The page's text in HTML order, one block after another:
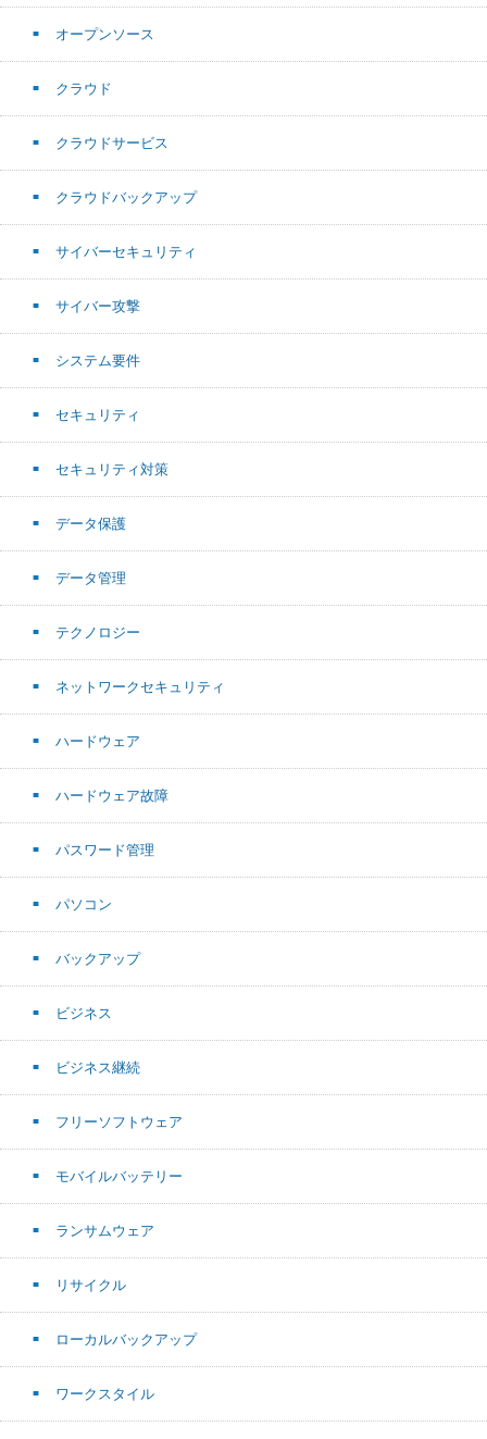
オープンソース
クラウド
クラウドサービス
クラウドバックアップ
サイバーセキュリティ
サイバー攻撃
システム要件
セキュリティ
セキュリティ対策
データ保護
データ管理
テクノロジー
ネットワークセキュリティ
ハードウェア
ハードウェア故障
パスワード管理
パソコン
バックアップ
ビジネス
ビジネス継続
フリーソフトウェア
モバイルバッテリー
ランサムウェア
リサイクル
ローカルバックアップ
ワークスタイル